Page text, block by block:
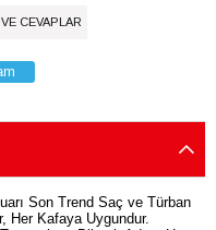
CEVAPLAR
Son Trend Saç ve Türban
Her Kafaya Uygundur.